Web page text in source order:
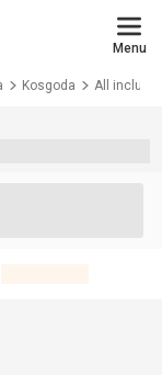
76 55
Menu
Kosgoda All